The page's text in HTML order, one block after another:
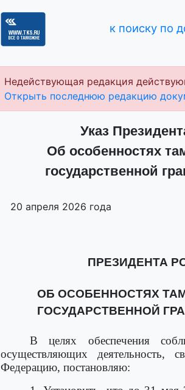
к поиску по
Недействующая редакция
Открыть последнюю редакцию
Указ
Об особенностях
государственной
20 апреля 2026 года
ПРЕЗИДЕНТА
ОБ ОСОБЕННОСТЯХ
ГОСУДАРСТВЕННОЙ
В целях обеспечения
осуществляющих деятельность,
Федерацию, постановляю: